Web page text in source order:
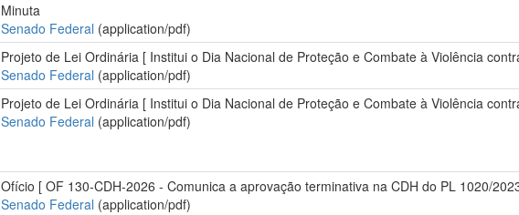
Minuta
Senado Federal (application/pdf)
Projeto de Lei Ordinária [ Institui o Dia Nacional de Proteção e Combate à Violência
Senado Federal (application/pdf)
Projeto de Lei Ordinária [ Institui o Dia Nacional de Proteção e Combate à Violência
Senado Federal (application/pdf)
Ofício [ OF 130-CDH-2026 - Comunica a aprovação terminativa na CDH do PL 1020/
Senado Federal (application/pdf)